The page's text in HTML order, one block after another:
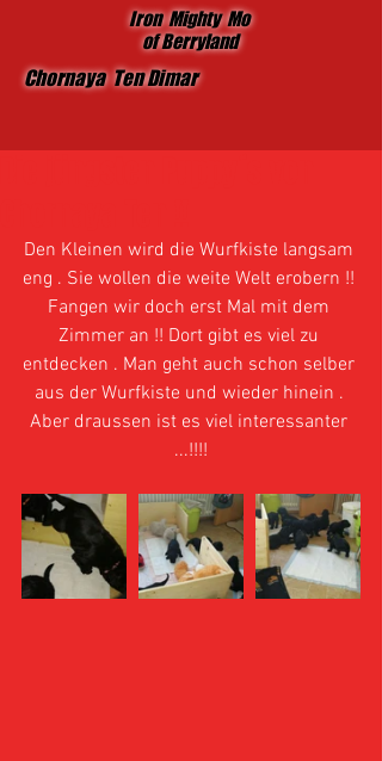
Iron Mighty Mo
of Berryland
Chornaya Ten Dimar
Den Kleinen wird die Wurfkiste langsam
eng . Sie wollen die weite Welt erobern !!
Fangen wir doch erst Mal mit dem
Zimmer an !! Dort gibt es viel zu
entdecken . Man geht auch schon selber
aus der Wurfkiste und wieder hinein .
Aber draussen ist es viel interessanter
...!!!!